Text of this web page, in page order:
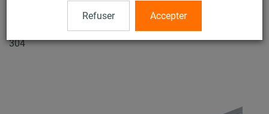
Refuser Accepter
Rail d'installation MPC 38/40, Longueur 4.000 mm, Inox
304